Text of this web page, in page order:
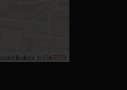
contributors © CARTO